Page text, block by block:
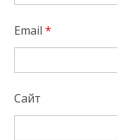
Email *
Сайт